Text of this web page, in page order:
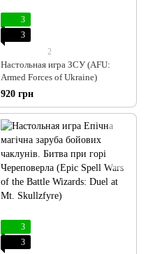
3
3
2
Настольная игра ЗСУ (AFU:
Armed Forces of Ukraine)
920 грн
3
3